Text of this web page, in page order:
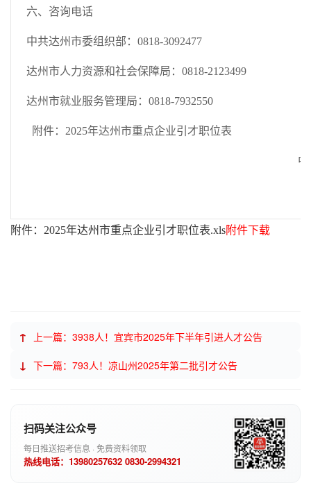
六、咨询电话
中共达州市委组织部：0818-3092477
达州市人力资源和社会保障局：0818-2123499
达州市就业服务管理局：0818-7932550
附件：2025年达州市重点企业引才职位表
附件：2025年达州市重点企业引才职位表.xls附件下载
↑ 上一篇：3938人！宜宾市2025年下半年引进人才公告
↓ 下一篇：793人！凉山州2025年第二批引才公告
扫码关注公众号
每日推送招考信息 · 免费资料领取
热线电话：13980257632 0830-2994321